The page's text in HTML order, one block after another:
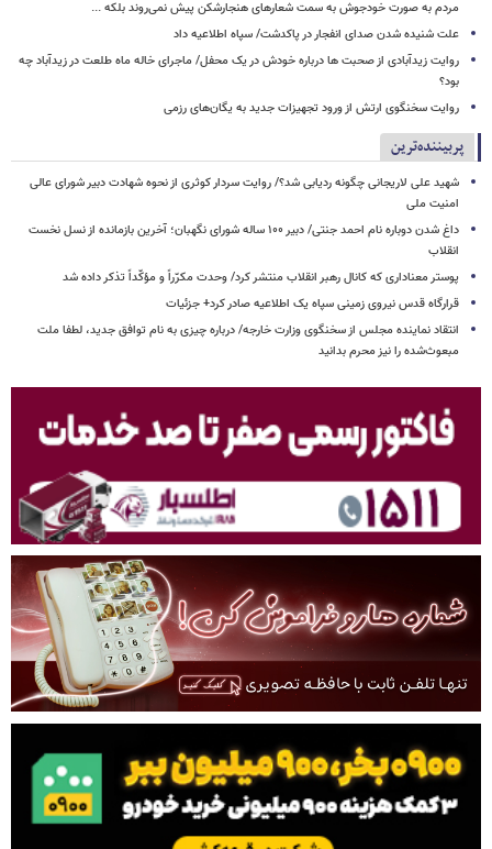
مردم به صورت خودجوش به سمت شعارهای هنجارشکن پیش نمی‌روند بلکه ...
علت شنیده شدن صدای انفجار در پاکدشت/ سپاه اطلاعیه داد
روایت زیدآبادی از صحبت ها درباره خودش در یک محفل/ ماجرای خاله ماه طلعت در زیدآباد چه
بود؟
روایت سخنگوی ارتش از ورود تجهیزات جدید به یگان‌های رزمی
پربیننده‌ترین
شهید علی لاریجانی چگونه ردیابی شد؟/ روایت سردار کوثری از نحوه شهادت دبیر شورای عالی
امنیت ملی
داغ شدن دوباره نام احمد جنتی/ دبیر ۱۰۰ ساله شورای نگهبان؛ آخرین بازمانده از نسل نخست
انقلاب
پوستر معناداری که کانال رهبر انقلاب منتشر کرد/ وحدت مکرّراً و مؤکّداً تذکر داده شد
قرارگاه قدس نیروی زمینی سپاه یک اطلاعیه صادر کرد+ جزئیات
انتقاد نماینده مجلس از سخنگوی وزارت خارجه/ درباره چیزی به نام توافق جدید، لطفا ملت
مبعوث‌شده را نیز محرم بدانید